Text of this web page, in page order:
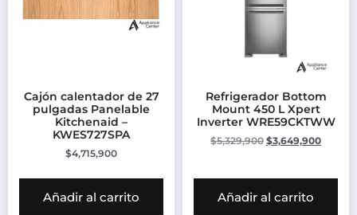
Cajón calentador de 27
pulgadas Panelable
Kitchenaid –
KWES727SPA
$4,715,900
Añadir al carrito
Refrigerador Bottom
Mount 450 L Xpert
Inverter WRE59CKTWW
$5,329,900 $3,649,900
Añadir al carrito